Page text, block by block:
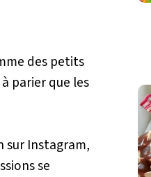
des petits
parier que les
sur Instagram,
se